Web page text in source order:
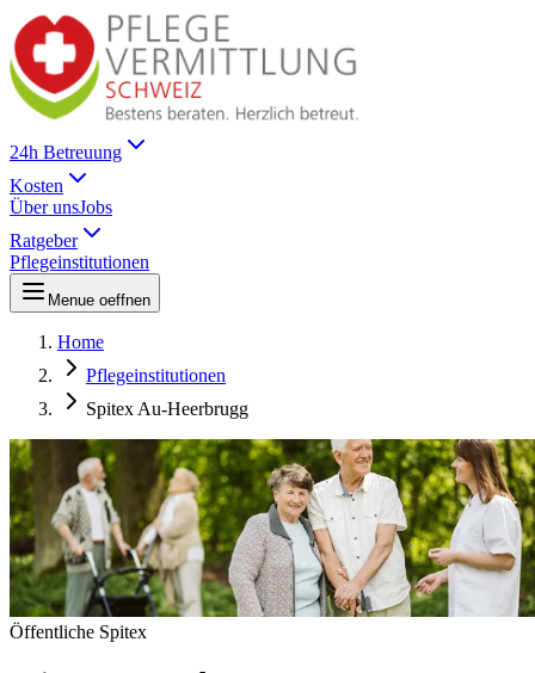
24h Betreuung
Kosten
Über unsJobs
Ratgeber
Pflegeinstitutionen
Menue oeffnen
Home
Pflegeinstitutionen
Spitex Au-Heerbrugg
Öffentliche Spitex